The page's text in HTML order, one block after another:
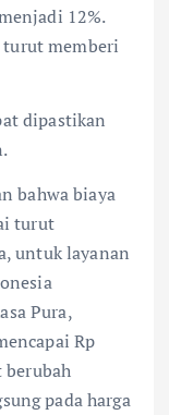
12%.
turut memberi
dipastikan
bahwa biaya
turut
untuk layanan
Pura,
Rp
berubah
pada harga